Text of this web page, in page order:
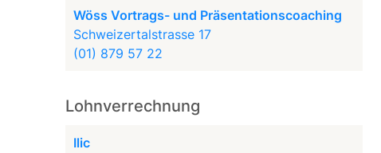
Wöss Vortrags- und Präsentationscoaching
Schweizertalstrasse 17
(01) 879 57 22
Lohnverrechnung
Ilic